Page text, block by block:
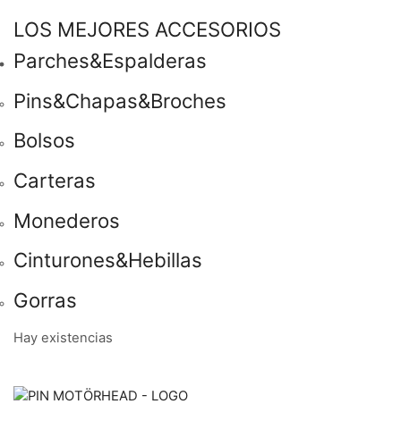
LOS MEJORES ACCESORIOS
Parches&Espalderas
Pins&Chapas&Broches
Bolsos
Carteras
Monederos
Cinturones&Hebillas
Gorras
Hay existencias